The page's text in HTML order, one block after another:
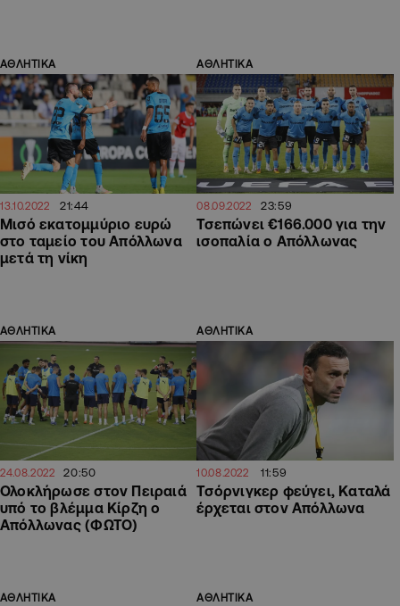
ΑΘΛΗΤΙΚΑ
13.10.2022 21:44
Μισό εκατομμύριο ευρώ
στο ταμείο του Απόλλωνα
μετά τη νίκη
ΑΘΛΗΤΙΚΑ
08.09.2022 23:59
Τσεπώνει €166.000 για την
ισοπαλία ο Απόλλωνας
ΑΘΛΗΤΙΚΑ
24.08.2022 20:50
Ολοκλήρωσε στον Πειραιά
υπό το βλέμμα Κίρζη ο
Απόλλωνας (ΦΩΤΟ)
ΑΘΛΗΤΙΚΑ
10.08.2022 11:59
Τσόρνιγκερ φεύγει, Καταλά
έρχεται στον Απόλλωνα
ΑΘΛΗΤΙΚΑ ΑΘΛΗΤΙΚΑ